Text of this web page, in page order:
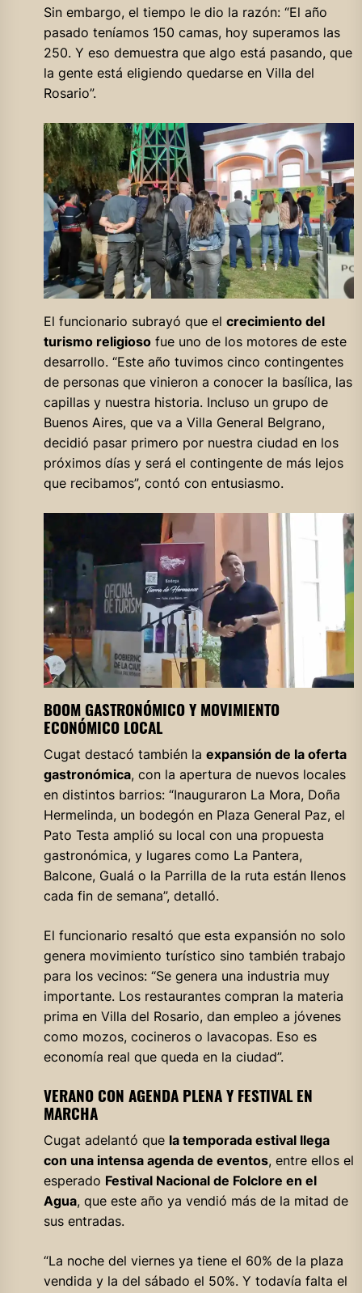
Sin embargo, el tiempo le dio la razón: “El año
pasado teníamos 150 camas, hoy superamos las
250. Y eso demuestra que algo está pasando, que
la gente está eligiendo quedarse en Villa del
Rosario”.
El funcionario subrayó que el crecimiento del
turismo religiosofue uno de los motores de este
desarrollo. “Este año tuvimos cinco contingentes
de personas que vinieron a conocer la basílica, las
capillas y nuestra historia. Incluso un grupo de
Buenos Aires, que va a Villa General Belgrano,
decidió pasar primero por nuestra ciudad en los
próximos días y será el contingente de más lejos
que recibamos”, contó con entusiasmo.
BOOM GASTRONÓMICO Y MOVIMIENTO
ECONÓMICO LOCAL
Cugat destacó también la expansión de la oferta
gastronómica, con la apertura de nuevos locales
en distintos barrios: “Inauguraron La Mora, Doña
Hermelinda, un bodegón en Plaza General Paz, el
Pato Testa amplió su local con una propuesta
gastronómica, y lugares como La Pantera,
Balcone, Gualá o la Parrilla de la ruta están llenos
cada fin de semana”, detalló.
El funcionario resaltó que esta expansión no solo
genera movimiento turístico sino también trabajo
para los vecinos: “Se genera una industria muy
importante. Los restaurantes compran la materia
prima en Villa del Rosario, dan empleo a jóvenes
como mozos, cocineros o lavacopas. Eso es
economía real que queda en la ciudad”.
VERANO CON AGENDA PLENA Y FESTIVAL EN
MARCHA
Cugat adelantó que la temporada estival llega
con una intensa agenda de eventos, entre ellos el
esperado Festival Nacional de Folclore en el
Agua, que este año ya vendió más de la mitad de
sus entradas.
“La noche del viernes ya tiene el 60% de la plaza
vendida y la del sábado el 50%. Y todavía falta el